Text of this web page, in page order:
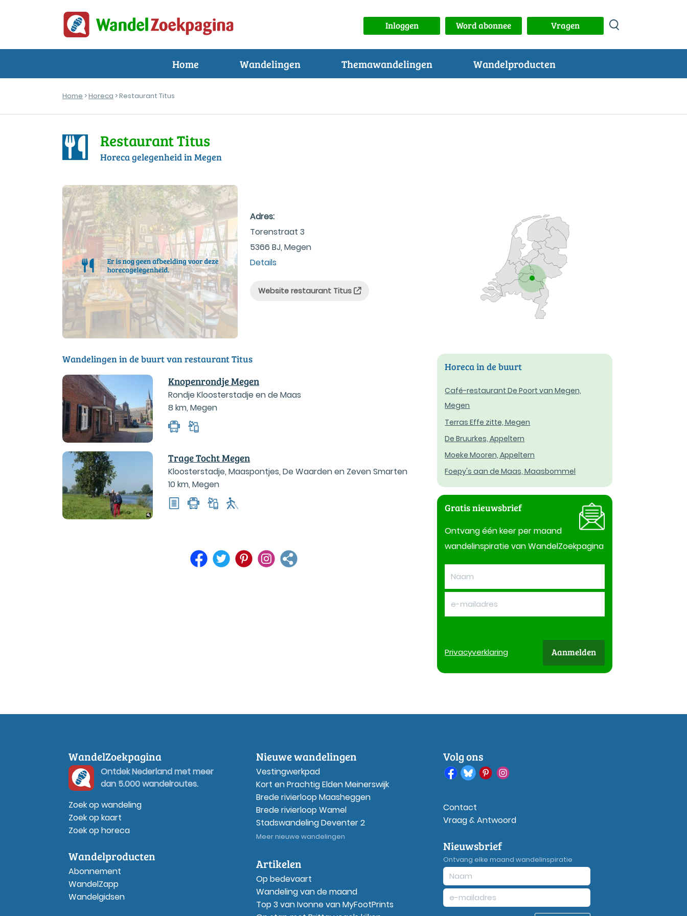
Inloggen Word abonnee Vragen
Home Wandelingen Themawandelingen Wandelproducten
Home >Horeca > Restaurant Titus
Restaurant Titus
Horeca gelegenheid in Megen
Adres:
Torenstraat 3
5366 BJ, Megen
Details
Website restaurant Titus
Wandelingen in de buurt van restaurant Titus
Knopenrondje Megen
Rondje Kloosterstadje en de Maas
8 km, Megen
Trage Tocht Megen
Kloosterstadje, Maaspontjes, De Waarden en Zeven Smarten
10 km, Megen
Horeca in de buurt
Café-restaurant De Poort van Megen,
Megen
Terras Effe zitte, Megen
De Bruurkes, Appeltern
Moeke Mooren, Appeltern
Foepy's aan de Maas, Maasbommel
Gratis nieuwsbrief
Ontvang één keer per maand
wandelinspiratie van WandelZoekpagina
Privacyverklaring Aanmelden
WandelZoekpagina
Ontdek Nederland met meer
dan 5.000 wandelroutes.
Zoek op wandeling
Zoek op kaart
Zoek op horeca
Wandelproducten
Abonnement
WandelZapp
Wandelgidsen
Nieuwe wandelingen
Vestingwerkpad
Kort en Prachtig Elden Meinerswijk
Brede rivierloop Maasheggen
Brede rivierloop Wamel
Stadswandeling Deventer 2
Meer nieuwe wandelingen
Artikelen
Op bedevaart
Wandeling van de maand
Top 3 van Ivonne van MyFootPrints
Volg ons
Contact
Vraag & Antwoord
Nieuwsbrief
Ontvang elke maand wandelinspiratie